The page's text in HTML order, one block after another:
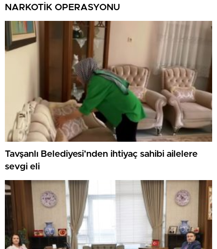
NARKOTİK OPERASYONU
Tavşanlı Belediyesi’nden ihtiyaç sahibi ailelere
sevgi eli